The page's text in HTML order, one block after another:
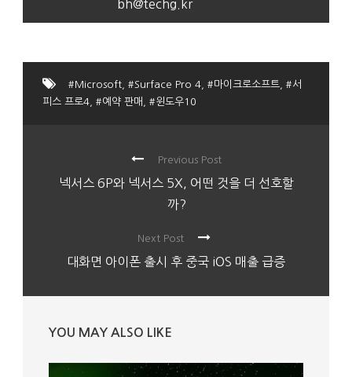
bh@techg.kr
#Microsoft #Surface Pro 4 #마이크로소프트
#서
피스 프로4
#예약 판매 #윈도우10
Previous Post
넥서스 6P와 넥서스 5X, 어떤 것을 더 선호할
까?
Next Post
대화면 아이폰 출시 후 중국 iOS 매출 급증
YOU MAY ALSO LIKE